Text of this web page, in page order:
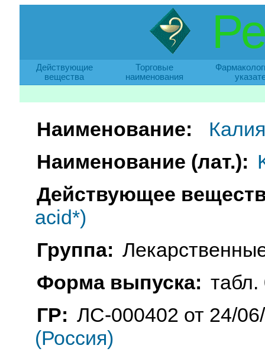
Действующие
вещества
Торговые
наименования
Наименование:
Наименование (лат.):
Действующее
acid*)
Группа:
Форма выпуска: табл.
ГР: ЛС-000402 от 24/
(Россия)